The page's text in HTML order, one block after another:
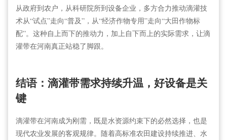
从政府到农户，从科研院所到设备企业，多方合力推动滴灌技
术从“试点”走向“普及”，从“经济作物专用”走向“大田作物标
配”。这种自上而下的推动力，加上自下而上的实际需求，让滴
灌带在河南真正站稳了脚跟。
结语：滴灌带需求持续升温，好设备是关
键
滴灌带在河南成为刚需，既是水资源约束下的必然选择，也是
现代农业发展的客观规律。随着高标准农田建设持续推进、水